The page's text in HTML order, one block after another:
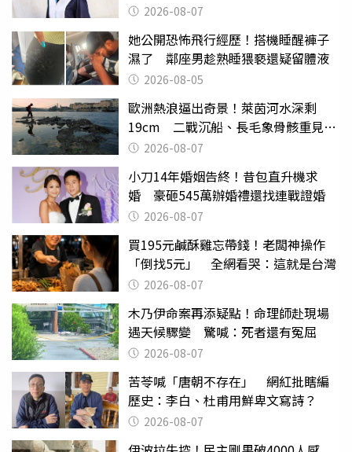
2026-08-07
她公開恐怖飛行經歷！搭機睡醒褲子
濕了 鄰座男趁熟睡猥褻還疑留體液
2026-08-05
歐洲熱浪逼出奇景！萊茵河水深剩
19cm 二戰沉船、長毛象骨骸重見天
日 2026-08-07
小刀14年婚姻告終！昔包直升機求
婚 豪砸545萬辦婚禮還找連戰證婚
2026-08-07
買195元鹹酥雞忘帶錢！老闆神操作
「倒找5元」 全網看哭：這就是台灣
2026-08-07
木乃伊命案再添疑點！命理師赴現場
遇天候驟變 驚喊：死者還有冤屈
2026-08-07
苦苓喊「唐朝不存在」 網紅批瞎編
歷史：李白、杜甫用鮮卑文寫詩？
2026-08-07